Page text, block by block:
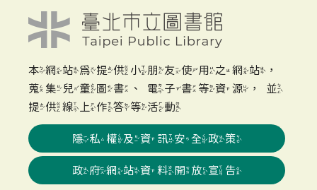
本網站為提供小朋友使用之網站，
蒐集兒童圖書、電子書等資源，並
提供線上作答等活動
隱私權及資訊安全政策
政府網站資料開放宣告